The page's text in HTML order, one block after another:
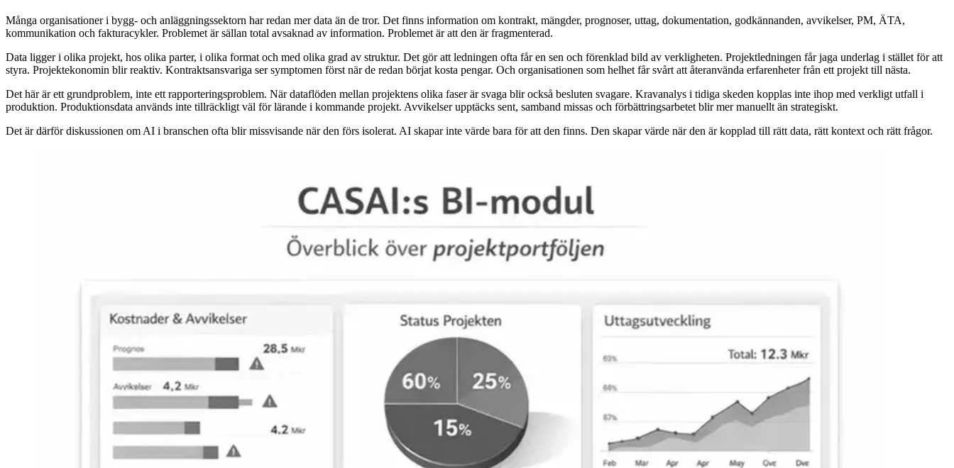
Många organisationer i bygg- och anläggningssektorn har redan mer data än de tror. Det finns information om kontrakt, mängder, prognoser, uttag, dokumentation, godkännanden, avvikelser, PM, ÄTA,
kommunikation och fakturacykler. Problemet är sällan total avsaknad av information. Problemet är att den är fragmenterad.
Data ligger i olika projekt, hos olika parter, i olika format och med olika grad av struktur. Det gör att ledningen ofta får en sen och förenklad bild av verkligheten. Projektledningen får jaga underlag i stället för att
styra. Projektekonomin blir reaktiv. Kontraktsansvariga ser symptomen först när de redan börjat kosta pengar. Och organisationen som helhet får svårt att återanvända erfarenheter från ett projekt till nästa.
Det här är ett grundproblem, inte ett rapporteringsproblem. När dataflöden mellan projektens olika faser är svaga blir också besluten svagare. Kravanalys i tidiga skeden kopplas inte ihop med verkligt utfall i
produktion. Produktionsdata används inte tillräckligt väl för lärande i kommande projekt. Avvikelser upptäcks sent, samband missas och förbättringsarbetet blir mer manuellt än strategiskt.
Det är därför diskussionen om AI i branschen ofta blir missvisande när den förs isolerat. AI skapar inte värde bara för att den finns. Den skapar värde när den är kopplad till rätt data, rätt kontext och rätt frågor.